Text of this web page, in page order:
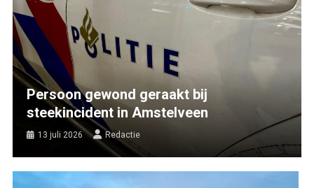
Persoon gewond geraakt bij
steekincident in Amstelveen
13 juli 2026 Redactie